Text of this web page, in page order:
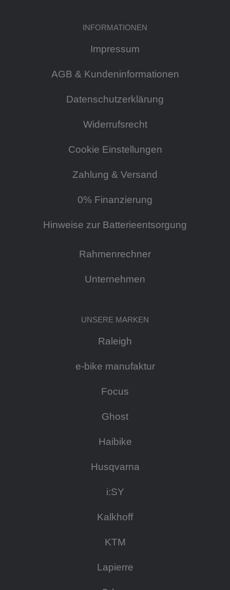
INFORMATIONEN
Impressum
AGB & Kundeninformationen
Datenschutzerklärung
Widerrufsrecht
Cookie Einstellungen
Zahlung & Versand
0% Finanzierung
Hinweise zur Batterieentsorgung
Rahmenrechner
Unternehmen
UNSERE MARKEN
Raleigh
e-bike manufaktur
Focus
Ghost
Haibike
Husqvarna
i:SY
Kalkhoff
KTM
Lapierre